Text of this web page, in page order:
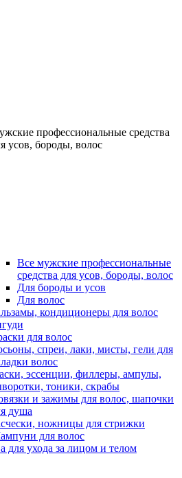
профессиональные средства
усов, бороды, волос
Все мужские профессиональные
средства для усов, бороды, волос
Для бороды и усов
Для волос
кондиционеры для волос
для волос
спреи, лаки, мисты, гели для
волос
эссенции, филлеры, ампулы,
тоники, скрабы
и зажимы для волос, шапочки
душа
ножницы для стрижки
для волос
для ухода за лицом и телом